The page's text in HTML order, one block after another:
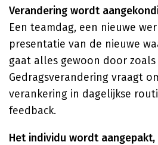
Verandering wordt
Een teamdag, een nieuwe
presentatie van de nieuwe
gaat alles gewoon door zoals
Gedragsverandering vraagt
verankering in dagelijkse
feedback.
Het individu wordt